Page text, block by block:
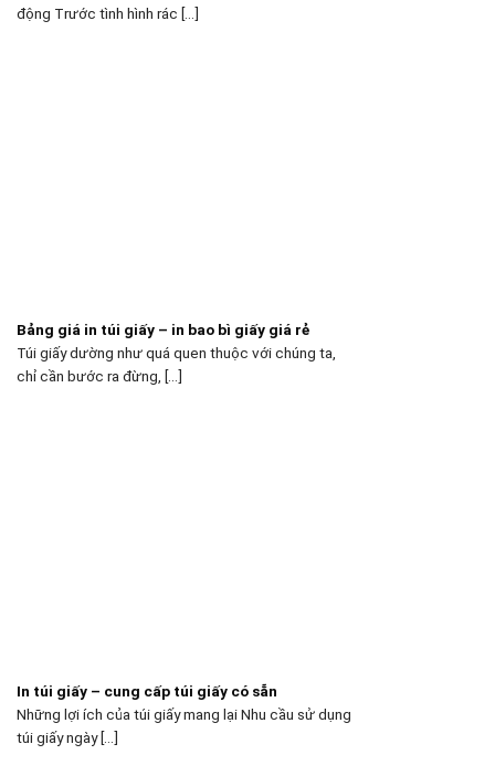
động Trước tình hình rác [...]
Bảng giá in túi giấy – in bao bì giấy giá rẻ
Túi giấy dường như quá quen thuộc với chúng ta,
chỉ cần bước ra đừng, [...]
In túi giấy – cung cấp túi giấy có sẵn
Những lợi ích của túi giấy mang lại Nhu cầu sử dụng
túi giấy ngày [...]